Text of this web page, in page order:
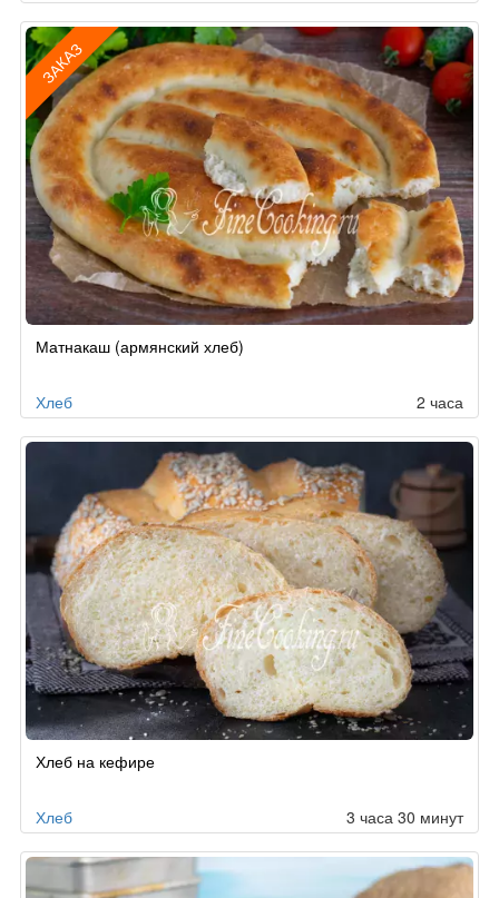
ЗАКАЗ
поМатнакаш (армянский хлеб)
Хлеб 2 часа
Хлеб на кефире
Хлеб 3 часа 30 минут